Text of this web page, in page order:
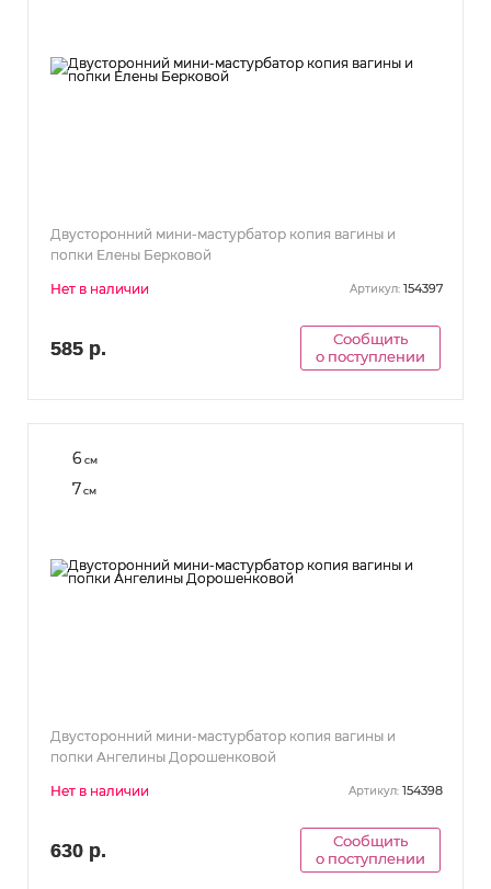
Двусторонний мини-мастурбатор копия вагины и
попки Елены Берковой
Нет в наличии Артикул: 154397
585 р.
Сообщить
о поступлении
6 см
7см
Двусторонний мини-мастурбатор копия вагины и
попки Ангелины Дорошенковой
Нет в наличии Артикул: 154398
630 р.
Сообщить
о поступлении